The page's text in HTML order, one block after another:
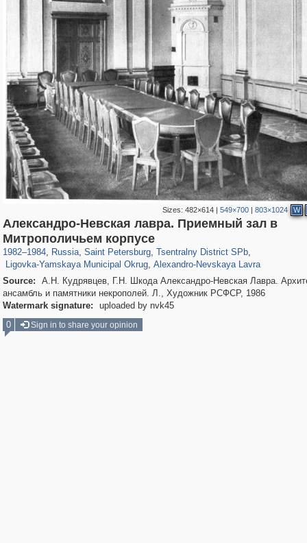
Sizes: 482×614| 549×700| 803×1024 W
Александро-Невская лавра. Приемный зал в
Митрополичьем корпусе
1982–1984, Russia
1,407,276 29,248
, Saint Petersburg
197,255 5,714
, Tsentralny District SPb
50,266
,
Ligovka-Yamskaya Municipal Okrug
2,923 43
, Alexandro-Nevskaya Lavra
875 15
Source:
А.Н. Кудрявцев, Г.Н. Шкода Александро-Невская Лавра.
ансамбль и памятники некрополей. Л., Художник РСФСР, 1986
Watermark signature:
uploaded by nvk45
0
Sign in to share your opinion